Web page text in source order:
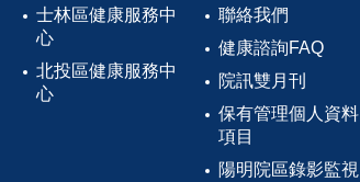
士林區健康服務中
心
北投區健康服務中
心
聯絡我們
健康諮詢FAQ
院訊雙月刊
保有管理個人資料
項目
陽明院區錄影監視